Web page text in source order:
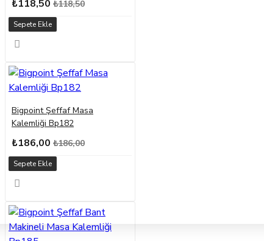
₺118,50 ₺118,50
Sepete Ekle
Bigpoint Şeffaf Masa
Kalemliği Bp182
₺186,00 ₺186,00
Sepete Ekle